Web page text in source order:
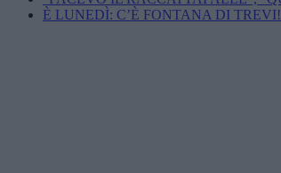
È LUNEDÌ: C’È FONTANA DI